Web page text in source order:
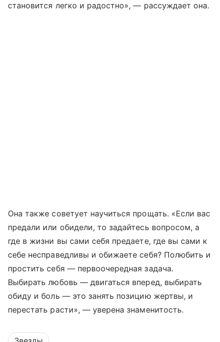
становится легко и радостно», — рассуждает она.
Она также советует научиться прощать. «Если вас
предали или обидели, то задайтесь вопросом, а
где в жизни вы сами себя предаете, где вы сами к
себе несправедливы и обижаете себя? Полюбить и
простить себя — первоочередная задача.
Выбирать любовь — двигаться вперед, выбирать
обиду и боль — это занять позицию жертвы, и
перестать расти», — уверена знаменитость.